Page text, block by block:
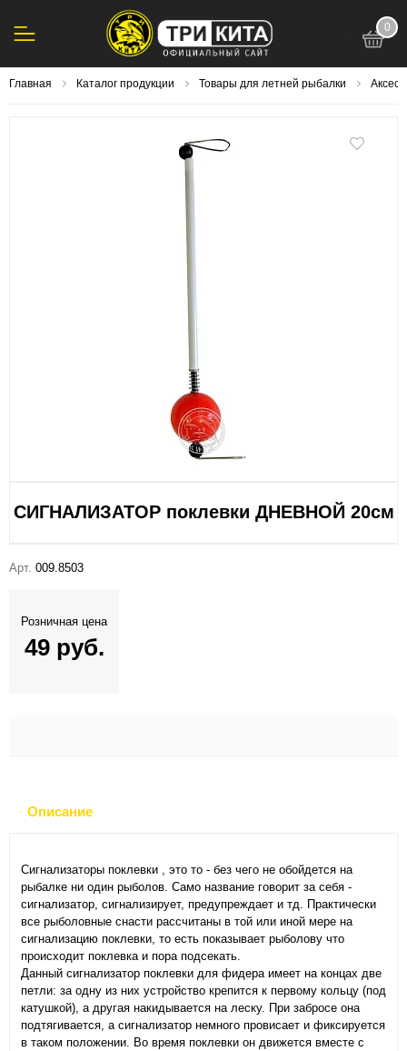
0
Главная Каталог продукции Товары для летней рыбалки
СИГНАЛИЗАТОР поклевки ДНЕВНОЙ 20см
Арт. 009.8503
Розничная цена
49 руб.
Описание
Сигнализаторы поклевки , это то - без чего не обойдется на
рыбалке ни один рыболов. Само название говорит за себя -
сигнализатор, сигнализирует, предупреждает и тд. Практически
все рыболовные снасти рассчитаны в той или иной мере на
сигнализацию поклевки, то есть показывает рыболову что
происходит поклевка и пора подсекать.
Данный сигнализатор поклевки для фидера имеет на концах две
петли: за одну из них устройство крепится к первому кольцу (под
катушкой), а другая накидывается на леску. При забросе она
подтягивается, а сигнализатор немного провисает и фиксируется
в таком положении. Во время поклевки он движется вместе с